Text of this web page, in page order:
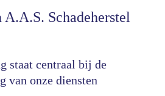
Schadeherstel
staat centraal bij de
van onze diensten